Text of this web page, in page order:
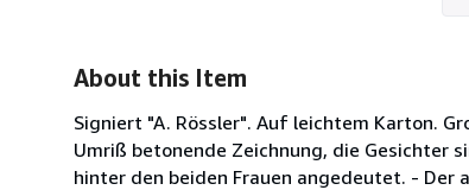
About this Item
Signiert "A. Rössler". Auf leichtem Karton.
Umriß betonende Zeichnung, die Gesichter
hinter den beiden Frauen angedeutet. - Der